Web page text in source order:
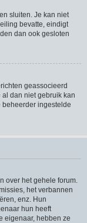
sluiten. Je kan niet
bevatte, eindigt
dan ook gesloten
geassocieerd
al dan niet gebruik kan
ingestelde
over het gehele forum.
het verbannen
enz. Hun
hun heeft
eigenaar, hebben ze